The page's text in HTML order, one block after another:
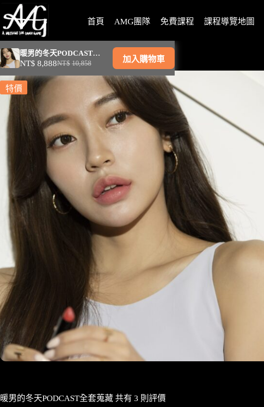
暖男的冬天PODCAST全套蒐藏
NT$ 10,858
NT$ 8,888 加入購物車
首頁 AMG團隊 免費課程 課程導覽地圖
特價
暖男的冬天PODCAST全套蒐藏 共有 3 則評價